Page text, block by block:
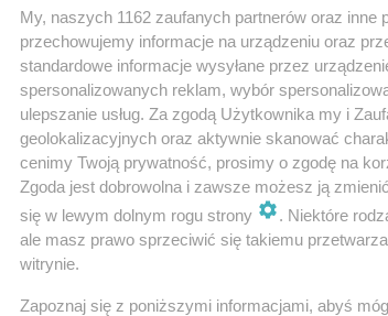
My, naszych 1162 zaufanych partnerów oraz
przechowujemy informacje na urządzeniu oraz
standardowe informacje wysyłane przez
spersonalizowanych reklam, wybór
ulepszanie usług. Za zgodą Użytkownika my i
geolokalizacyjnych oraz aktywnie skanować
cenimy Twoją prywatność, prosimy o zgodę na
Zgoda jest dobrowolna i zawsze możesz ją
się w lewym dolnym rogu strony
. Niektóre
ale masz prawo sprzeciwić się takiemu
witrynie.
Zapoznaj się z poniższymi informacjami, abyś